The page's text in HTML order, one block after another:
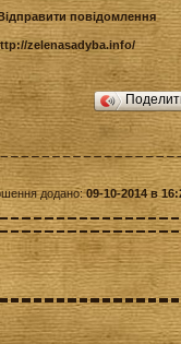
Відправити повідомлення
zelenasadyba.info/
додано:09-10-2014 в